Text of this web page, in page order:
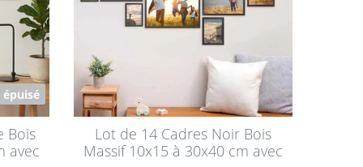
épuisé
Bois
avec
Lot de 14 Cadres Noir Bois
Massif 10x15 à 30x40 cm avec